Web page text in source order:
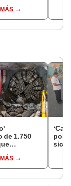
de
de 1.750
a su
por